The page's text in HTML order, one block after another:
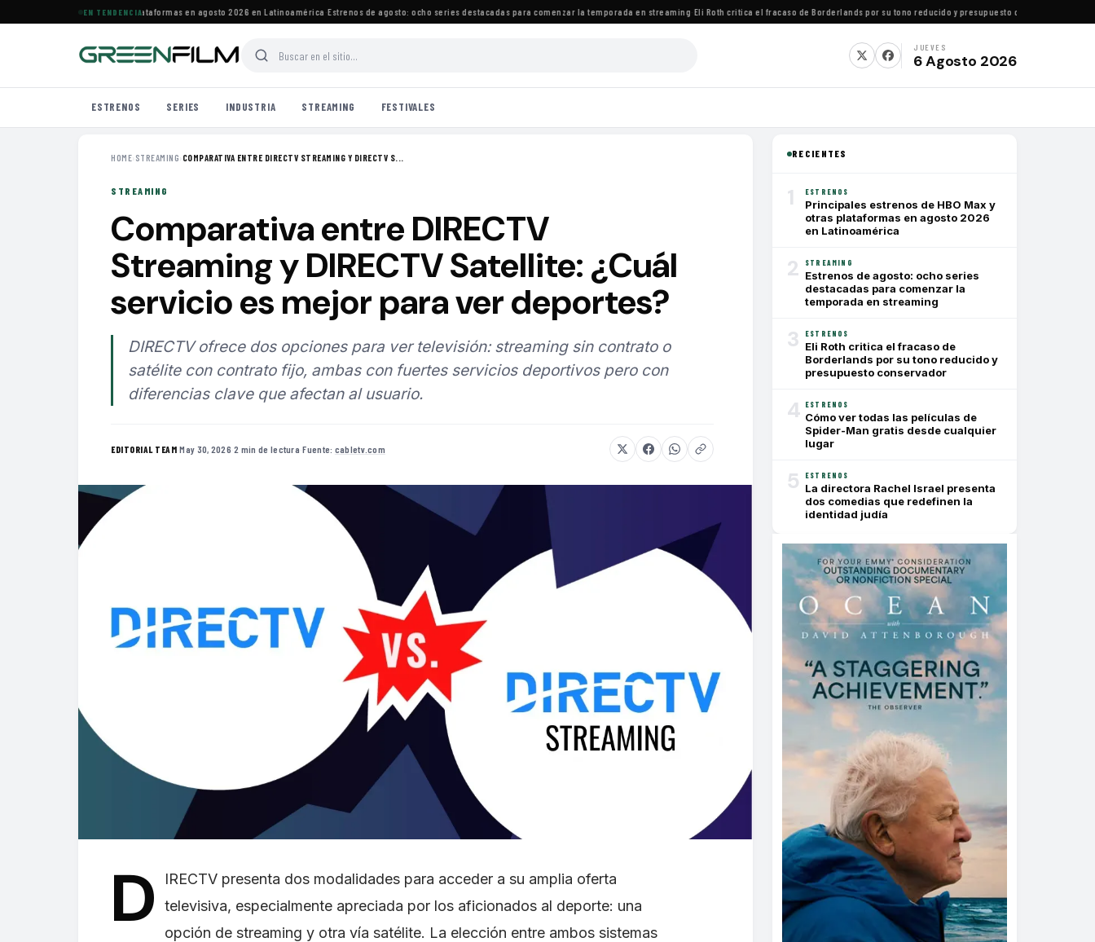
EN TENDENCIA
de HBO Max y otras plataformas en agosto 2026 en Latinoamérica·Estrenos de agosto: ocho series destacadas para comenzar la temporada en streaming·Eli Roth critica el fracaso de Borderlands por su tono reducido y presupuesto conservador
JUEVES
6 Agosto 2026
ESTRENOS SERIES INDUSTRIA STREAMING FESTIVALES
HOME› STREAMING› COMPARATIVA ENTRE DIRECTV STREAMING Y DIRECTV S...
STREAMING
Comparativa entre DIRECTV
Streaming y DIRECTV Satellite: ¿Cuál
servicio es mejor para ver deportes?
DIRECTV ofrece dos opciones para ver televisión: streaming sin contrato o
satélite con contrato fijo, ambas con fuertes servicios deportivos pero con
diferencias clave que afectan al usuario.
EDITORIAL TEAM·May 30, 2026·2 min de lectura·Fuente: cabletv.com
D
IRECTV presenta dos modalidades para acceder a su amplia oferta
televisiva, especialmente apreciada por los aficionados al deporte: una
opción de streaming y otra vía satélite. La elección entre ambos sistemas
RECIENTES
1 ESTRENOS
Principales estrenos de HBO Max y
otras plataformas en agosto 2026
en Latinoamérica
2 STREAMING
Estrenos de agosto: ocho series
destacadas para comenzar la
temporada en streaming
3 ESTRENOS
Eli Roth critica el fracaso de
Borderlands por su tono reducido y
presupuesto conservador
4 ESTRENOS
Cómo ver todas las películas de
Spider-Man gratis desde cualquier
lugar
5 ESTRENOS
La directora Rachel Israel presenta
dos comedias que redefinen la
identidad judía